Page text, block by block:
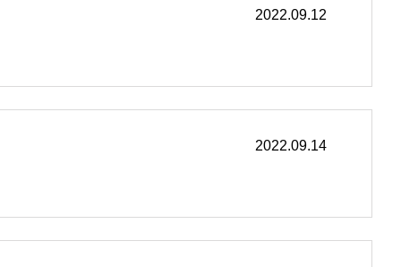
2022.09.12
2022.09.14